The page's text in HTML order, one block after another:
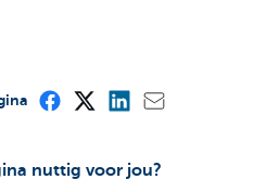
nuttig voor jou?